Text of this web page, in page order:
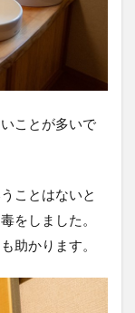
ことが多いで
ことはないと
をしました。
助かります。